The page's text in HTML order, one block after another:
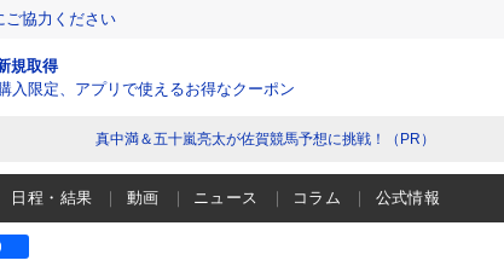
ご協力ください
規取得
入限定、アプリで使えるお得なクーポン
真中満＆五十嵐亮太が佐賀競馬予想に挑戦！（PR）
日程・結果 動画 ニュース コラム 公式情報